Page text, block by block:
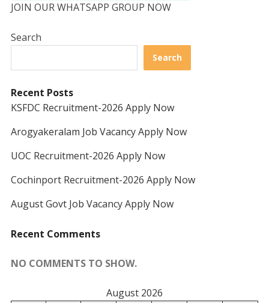
JOIN OUR WHATSAPP GROUP NOW
Search
Search
Recent Posts
KSFDC Recruitment-2026 Apply Now
Arogyakeralam Job Vacancy Apply Now
UOC Recruitment-2026 Apply Now
Cochinport Recruitment-2026 Apply Now
August Govt Job Vacancy Apply Now
Recent Comments
NO COMMENTS TO SHOW.
August 2026